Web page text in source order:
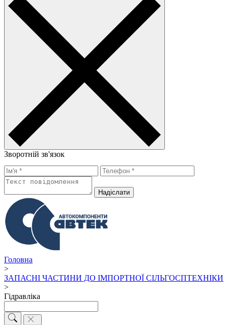
Зворотній зв'язок
Надiслати
Головна
>
ЗАПАСНІ ЧАСТИНИ ДО ІМПОРТНОЇ СІЛЬГОСПТЕХНІКИ
>
Гідравліка